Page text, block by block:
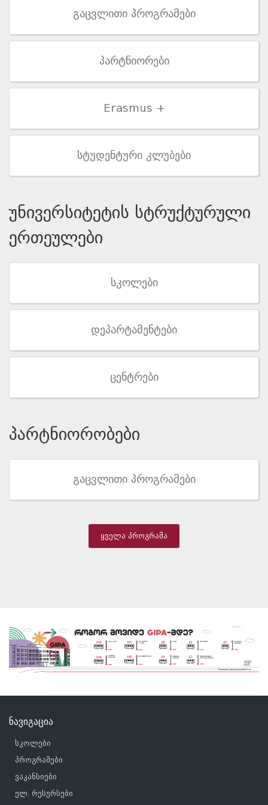
გაცვლითი პროგრამები
პარტნიორები
Erasmus +
სტუდენტური კლუბები
უნივერსიტეტის სტრუქტურული
ერთეულები
სკოლები
დეპარტამენტები
ცენტრები
პარტნიორობები
გაცვლითი პროგრამები
ყველა პროგრამა
ნავიგაცია
სკოლები
პროგრამები
ვაკანსიები
ელ. რესურსები